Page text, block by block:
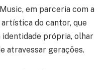
em parceria com a
artística do cantor, que
própria, olhar
atravessar gerações.